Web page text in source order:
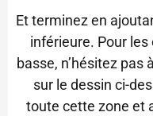
Et terminez en
inférieure. Pour
basse, n’hésitez pas
sur le dessin ci-
toute cette zone et